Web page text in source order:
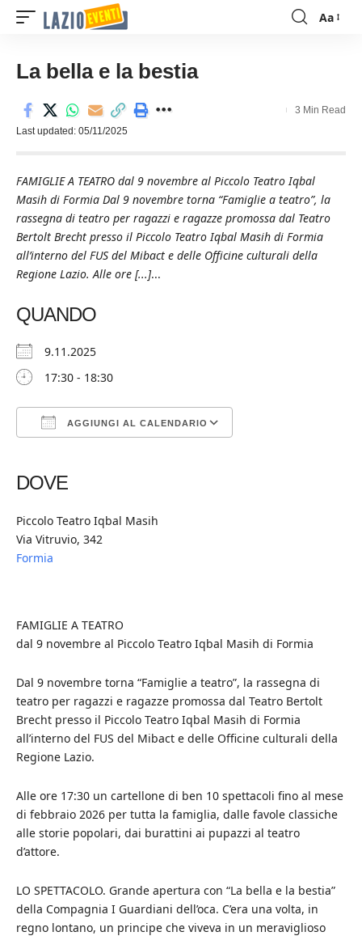
Font
Aa
La bella e la bestia
Last updated: 05/11/2025
3 Min Read
FAMIGLIE A TEATRO dal 9 novembre al Piccolo Teatro Iqbal
Masih di Formia Dal 9 novembre torna “Famiglie a teatro”, la
rassegna di teatro per ragazzi e ragazze promossa dal Teatro
Bertolt Brecht presso il Piccolo Teatro Iqbal Masih di Formia
all’interno del FUS del Mibact e delle Officine culturali della
Regione Lazio. Alle ore [...]...
QUANDO
9.11.2025
17:30 - 18:30
AGGIUNGI AL CALENDARIO
DOVE
Piccolo Teatro Iqbal Masih
Via Vitruvio, 342
Formia
FAMIGLIE A TEATRO
dal 9 novembre al Piccolo Teatro Iqbal Masih di Formia
Dal 9 novembre torna “Famiglie a teatro”, la rassegna di
teatro per ragazzi e ragazze promossa dal Teatro Bertolt
Brecht presso il Piccolo Teatro Iqbal Masih di Formia
all’interno del FUS del Mibact e delle Officine culturali della
Regione Lazio.
Alle ore 17:30 un cartellone di ben 10 spettacoli fino al mese
di febbraio 2026 per tutta la famiglia, dalle favole classiche
alle storie popolari, dai burattini ai pupazzi al teatro
d’attore.
LO SPETTACOLO. Grande apertura con “La bella e la bestia”
della Compagnia I Guardiani dell’oca. C’era una volta, in
regno lontano, un principe che viveva in un meraviglioso